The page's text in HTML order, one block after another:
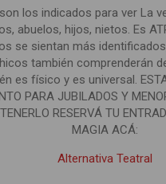
los indicados para ver La
abuelos, hijos, nietos. Es
se sientan más
también comprenderán
es físico y es universal.
PARA JUBILADOS Y
RESERVÁ TU
MAGIA ACÁ:
Alternativa Teatral